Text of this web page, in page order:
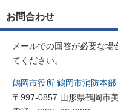
お問合わせ
メールでの回答が必要な
てください。
鶴岡市役所 鶴岡市消防本部
〒997-0857 山形県鶴岡市